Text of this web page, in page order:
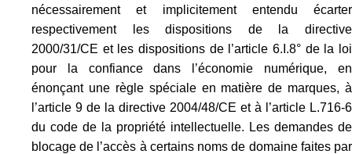
nécessairement et implicitement entendu écarter
respectivement les dispositions de la directive
2000/31/CE et les dispositions de l’article 6.I.8° de la loi
pour la confiance dans l’économie numérique, en
énonçant une règle spéciale en matière de marques, à
l’article 9 de la directive 2004/48/CE et à l’article L.716-6
du code de la propriété intellectuelle. Les demandes de
blocage de l’accès à certains noms de domaine faites par